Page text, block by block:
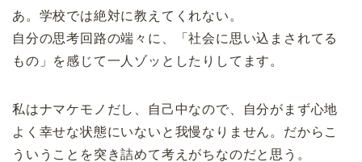
あ。学校では絶対に教えてくれない。
自分の思考回路の端々に、「社会に思い込まされてる
もの」を感じて一人ゾッとしたりしてます。
私はナマケモノだし、自己中なので、自分がまず心地
よく幸せな状態にいないと我慢なりません。だからこ
ういうことを突き詰めて考えがちなのだと思う。